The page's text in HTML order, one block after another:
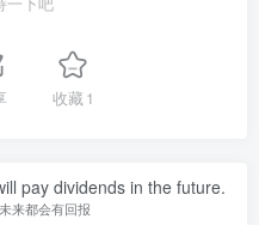
收藏1
pay dividends in the future.
来都会有回报